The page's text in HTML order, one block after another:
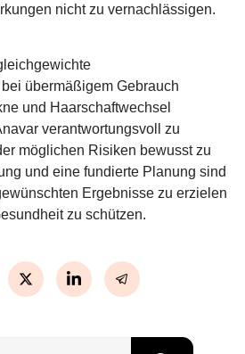
nicht zu vernachlässigen.
übermäßigem Gebrauch
und Haarschaftwechsel
verantwortungsvoll zu
möglichen Risiken bewusst zu
und eine fundierte Planung sind
Ergebnisse zu erzielen
zu schützen.